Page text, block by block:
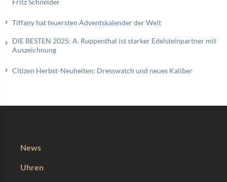
Tiffany hat teuersten Adventskalender der Welt
DIE BESTEN 2025: A. Ruppenthal ist starker Edelsteinpartner mit
Auszeichnung
Citizen Herbst-Neuheiten: Dresswatch und neues Kaliber
News
Uhren